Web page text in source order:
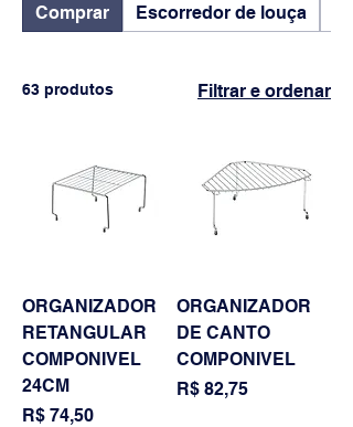
Comprar Escorredor de louça
63 produtos Filtrar e ordenar
ORGANIZADOR
RETANGULAR
COMPONIVEL
24CM
Preço
R$ 74,50
ORGANIZADOR
DE CANTO
COMPONIVEL
Preço
R$ 82,75